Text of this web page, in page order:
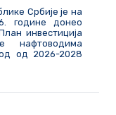
Србије је на
године донео
инвестиција
нафтоводима
од 2026-2028